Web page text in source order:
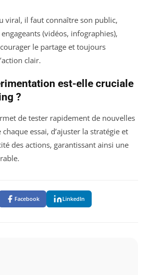
viral, il faut connaître son public,
(vidéos, infographies),
le partage et toujours
clair.
est-elle cruciale
?
de tester rapidement de nouvelles
essai, d’ajuster la stratégie et
des actions, garantissant ainsi une
Facebook LinkedIn